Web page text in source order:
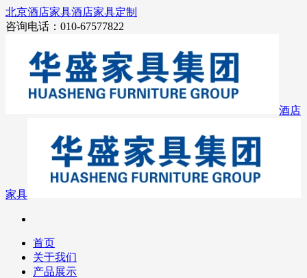
北京酒店家具酒店家具定制
咨询电话：010-67577822
酒店
家具
首页
关于我们
产品展示